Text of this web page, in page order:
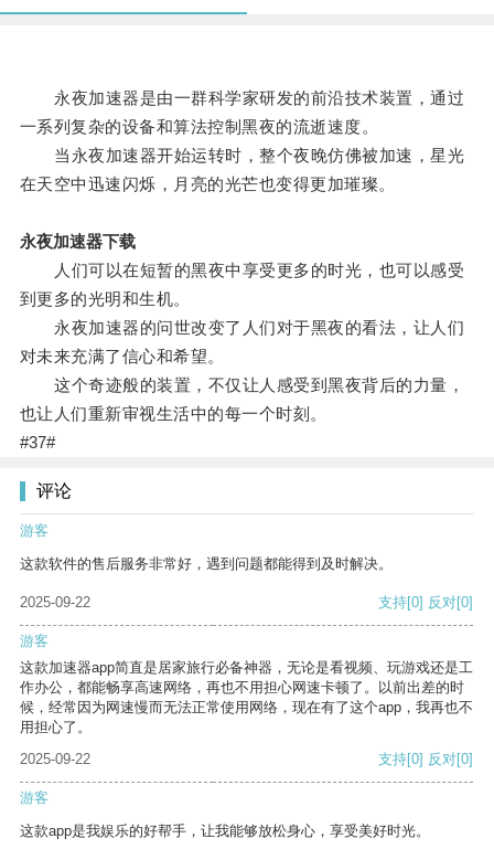
永夜加速器是由一群科学家研发的前沿技术装置，通过
一系列复杂的设备和算法控制黑夜的流逝速度。
当永夜加速器开始运转时，整个夜晚仿佛被加速，星光
在天空中迅速闪烁，月亮的光芒也变得更加璀璨。
永夜加速器下载
人们可以在短暂的黑夜中享受更多的时光，也可以感受
到更多的光明和生机。
永夜加速器的问世改变了人们对于黑夜的看法，让人们
对未来充满了信心和希望。
这个奇迹般的装置，不仅让人感受到黑夜背后的力量，
也让人们重新审视生活中的每一个时刻。
#37#
评论
游客
这款软件的售后服务非常好，遇到问题都能得到及时解决。
2025-09-22 支持[0] 反对[0]
游客
这款加速器app简直是居家旅行必备神器，无论是看视频、玩游戏还是工
作办公，都能畅享高速网络，再也不用担心网速卡顿了。以前出差的时
候，经常因为网速慢而无法正常使用网络，现在有了这个app，我再也不
用担心了。
2025-09-22
支持[0] 反对[0]
游客
这款app是我娱乐的好帮手，让我能够放松身心，享受美好时光。